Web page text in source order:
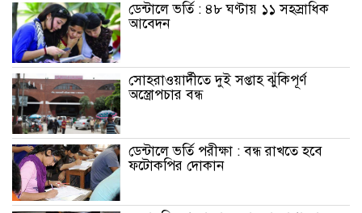
ডেন্টালে ভর্তি : ৪৮ ঘণ্টায় ১১ সহস্রাধিক
আবেদন
সোহরাওয়ার্দীতে দুই সপ্তাহ ঝুঁকিপূর্ণ
অস্ত্রোপচার বন্ধ
ডেন্টালে ভর্তি পরীক্ষা : বন্ধ রাখতে হবে
ফটোকপির দোকান